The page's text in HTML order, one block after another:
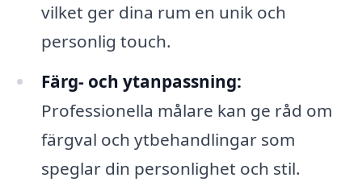
vilket ger dina rum en unik och
personlig touch.
Färg- och ytanpassning:
Professionella målare kan ge råd om
färgval och ytbehandlingar som
speglar din personlighet och stil.